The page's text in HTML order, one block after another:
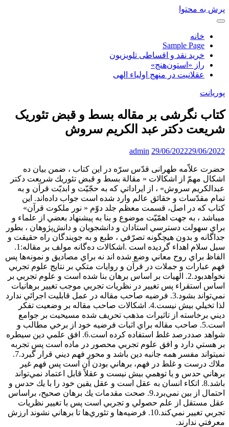
پرش به محتوا
خانه
Sample Page
خرید نقد و اقساطی تلویزیون
راز «استون‌هنج»
عقلانیت در منهج اولیاء الهی
پوریانت
کتاب نگرشی بر مقاله بسط و قبض تئوریک
شریعت دکتر عبد الکریم سروش
29/06/202229/06/2022
admin
حضرت‌ علاّمه‌ طهرانی قدّس‌ سرّه‌ در اين‌ كتاب‌ ، ضمن‌ بيان‌ ده‌
اشكال‌ مهمّ از اشكالات‌ « مقالة‌ بسط‌ و قبض‌ تئوريك‌ شريعت‌ دكتر
عبدالكريم‌ سروش‌» ، از ايراداتي‌ كه‌ به‌ حجّيّت‌ و ابديّت‌ قرآن‌ و به
تمام‌ مقدّسات‌ و حقائق‌ عالم‌ وارد شده‌ است‌ جواب‌ داده‌اند. اين‌
كتاب‌ كه‌ در اصل‌، قسمت‌ معظم‌ جلد دوّم‌ « نور ملكوت‌ قرآن‌»
ميباشد ، به‌ جهت‌ اهمّيّت‌ موضوع‌ و بنا به‌ پيشنهاد بعضي‌ از علماء و
براي‌ سهولت‌ دسترسي‌ استادان‌ و دانشجويان‌ و دانش‌پژوهان‌ ، بطور
جداگانه‌ و بدون‌ هيچگونه‌ تصرّفي‌ ، طبع‌ و به‌ جويندگان‌ راه‌ حقيقت‌ و
سبل‌ سلام‌ اهداء گرديده‌ است‌ .اشكالات ده‌گانه مولف بر مقاله:1.
الفاظ براي روح معاني وضع شده اند نه براي مصاديق و نمونه‌ها پس
فهم عبارات و جملات در قرآن و روايات متكي بر نتايج علوم تجربي
نخواهدبود.2. الهيات بر اساس برهان بنا شده است و علوم تجربي بر
اساس استقراء پس تغيير در نظريات تجربي موجب تغيير برهانيات
نمي‌تواند بشود.3. فرضيه صاحب مقاله در عمل قابليت اجرائي ندارد
لذا تخيلي بيش نيست.4. اشكالات صاحب مقاله بر وضعيت تفكر
ديني برخاسته از تاثيرات مذهب تحريف شده مسيحيت بر جوامع
است.5. صاحب مقاله براي اثبات فرضيه خود از برخي مطالب و
شواهد صددرصد غلط استفاده كرده است.6. افق علمي دين سيطره
بر هستي دارد و افق علوم تجربي محصور در ماده است پس تجربه
نميتواند مفسر همه جانبه دين باشد و محور فهم ديني قرار گيرد.7.
ملاك درست و غلط در فهم، برهاني بودن آن است پس فهم غير
برهاني حدس و يا توهمي بيش نيست و عقلاً قابل اعتماد نمي‌تواند
باشد.8. اتكاء انسان به عقل است و عقل يقين خود را با يك حدس و
احتمال از بين نمي‌برد.9. صحت مقدمات يك برهان صحيح، براساس
عقل مستقل از علم حصولي و تجربي است پس با تغيير نظريات
تجربي تغيير نمي‌كند.10. فرضيه‌ها و تئوري‌ها تا برهاني نشوند ارزش
معرفتي ندارند.